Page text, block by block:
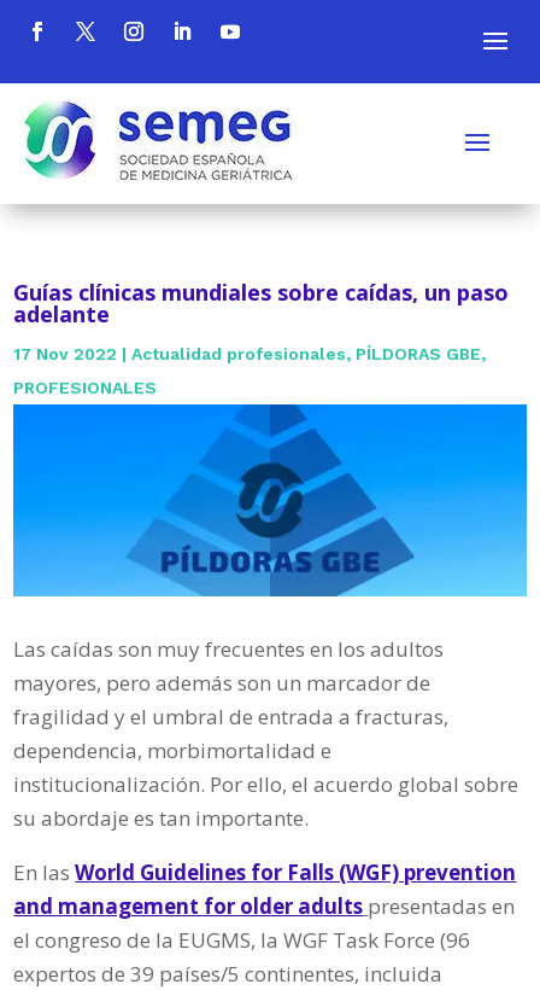
Guías clínicas mundiales sobre caídas, un paso
adelante
17 Nov 2022 |Actualidad profesionales, PÍLDORAS GBE,
PROFESIONALES
Las caídas son muy frecuentes en los adultos
mayores, pero además son un marcador de
fragilidad y el umbral de entrada a fracturas,
dependencia, morbimortalidad e
institucionalización. Por ello, el acuerdo global sobre
su abordaje es tan importante.
En lasWorld Guidelines for Falls (WGF) prevention
and management for older adults presentadas en
el congreso de la EUGMS, la WGF Task Force (96
expertos de 39 países/5 continentes, incluida